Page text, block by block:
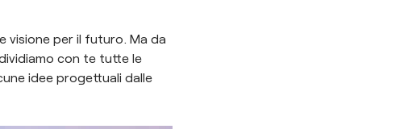
visione per il futuro. Ma da
con te tutte le
idee progettuali dalle